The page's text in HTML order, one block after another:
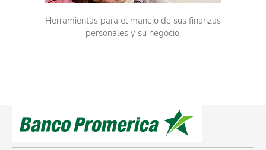
Herramientas para el manejo de sus finanzas
personales y su negocio.